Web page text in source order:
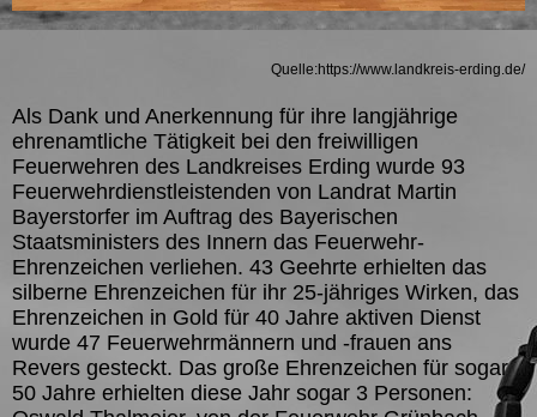
Quelle:https://www.landkreis-erding.de/
Als Dank und Anerkennung für ihre langjährige
ehrenamtliche Tätigkeit bei den freiwilligen
Feuerwehren des Landkreises Erding wurde 93
Feuerwehrdienstleistenden von Landrat Martin
Bayerstorfer im Auftrag des Bayerischen
Staatsministers des Innern das Feuerwehr-
Ehrenzeichen verliehen. 43 Geehrte erhielten das
silberne Ehrenzeichen für ihr 25-jähriges Wirken, das
Ehrenzeichen in Gold für 40 Jahre aktiven Dienst
wurde 47 Feuerwehrmännern und -frauen ans
Revers gesteckt. Das große Ehrenzeichen für sogar
50 Jahre erhielten diese Jahr sogar 3 Personen: